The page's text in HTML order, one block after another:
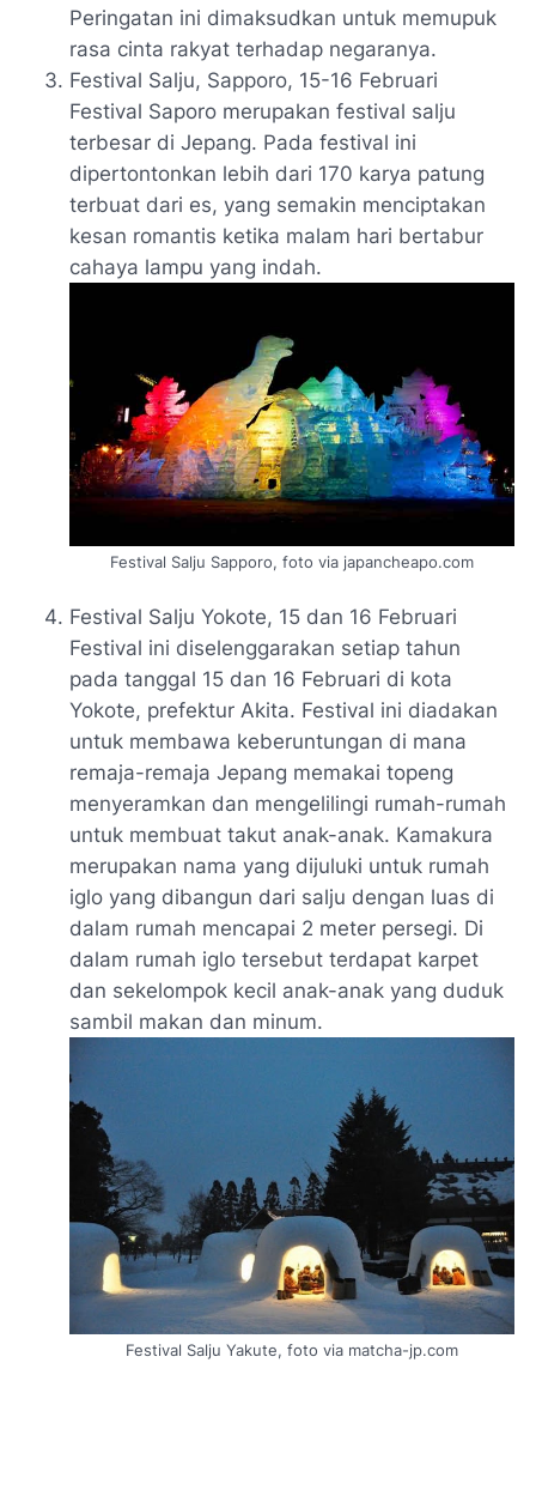
Peringatan ini dimaksudkan untuk memupuk
rasa cinta rakyat terhadap negaranya.
Festival Salju, Sapporo, 15-16 Februari
Festival Saporo merupakan festival salju
terbesar di Jepang. Pada festival ini
dipertontonkan lebih dari 170 karya patung
terbuat dari es, yang semakin menciptakan
kesan romantis ketika malam hari bertabur
cahaya lampu yang indah.
Festival Salju Sapporo, foto via japancheapo.com
Festival Salju Yokote, 15 dan 16 Februari
Festival ini diselenggarakan setiap tahun
pada tanggal 15 dan 16 Februari di kota
Yokote, prefektur Akita. Festival ini diadakan
untuk membawa keberuntungan di mana
remaja-remaja Jepang memakai topeng
menyeramkan dan mengelilingi rumah-rumah
untuk membuat takut anak-anak. Kamakura
merupakan nama yang dijuluki untuk rumah
iglo yang dibangun dari salju dengan luas di
dalam rumah mencapai 2 meter persegi. Di
dalam rumah iglo tersebut terdapat karpet
dan sekelompok kecil anak-anak yang duduk
sambil makan dan minum.
Festival Salju Yakute, foto via matcha-jp.com